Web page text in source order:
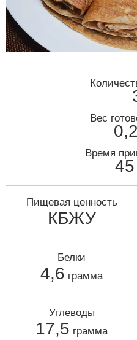
Вес
Время
45
Пищевая ценность
КБЖУ
Белки
4,6 грамма
Углеводы
17,5 грамма